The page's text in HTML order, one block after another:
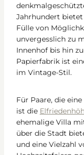
Jahrhundert
Fülle von
unvergesslich zu
Innenhof bis hin
Papierfabrik ist
im Vintage-Stil.
Für Paare, die
ist die
ehemalige Villa
über die Stadt
und eine Vielzahl